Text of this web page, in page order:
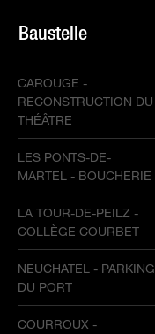
Baustelle
CAROUGE -
RECONSTRUCTION DU
THÉÂTRE
LES PONTS-DE-
MARTEL - BOUCHERIE
LA TOUR-DE-PEILZ -
COLLÈGE COURBET
NEUCHATEL - PARKING
DU PORT
COURROUX -